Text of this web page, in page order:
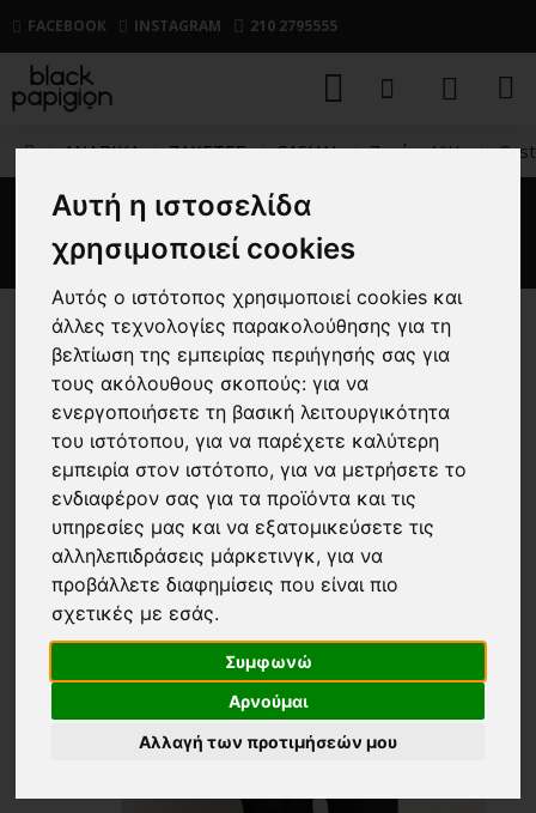
Αυτή η ιστοσελίδα
χρησιμοποιεί cookies
Αυτός ο ιστότοπος χρησιμοποιεί cookies και
άλλες τεχνολογίες παρακολούθησης για τη
βελτίωση της εμπειρίας περιήγησής σας για
τους ακόλουθους σκοπούς:για να
ενεργοποιήσετε τη βασική λειτουργικότητα
του ιστότοπου,για να παρέχετε καλύτερη
εμπειρία στον ιστότοπο,για να μετρήσετε το
ενδιαφέρον σας για τα προϊόντα και τις
υπηρεσίες μας και να εξατομικεύσετε τις
αλληλεπιδράσεις μάρκετινγκ,για να
προβάλλετε διαφημίσεις που είναι πιο
σχετικές με εσάς.
Συμφωνώ
Αρνούμαι
Αλλαγή των προτιμήσεών μου
FACEBOOK INSTAGRAM 210 2795555
ΑΝΔΡΙΚΑ ΖΑΚΕΤΕΣ CASUAL Ζακέτα Vittorio
Ζακέτα Vittorio Castello λαδί